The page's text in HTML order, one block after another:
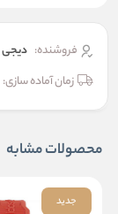
فروشنده:
زمان آماده سازی:
محصولات مشابه
جدید